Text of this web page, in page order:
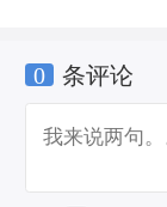
玻璃网登录
0 条评论